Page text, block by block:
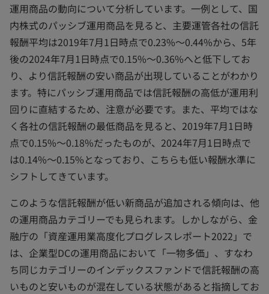
運用商品の動向について分析しています。一例として、国
内株式のパッシブ運用商品を見ると、主要運管各社の信託
報酬平均は2019年7月1日時点で0.23%～0.44%から、5年
後の2024年7月1日時点で0.15%～0.36%へと低下してお
り、より信託報酬の安い商品が出現していることがわかり
ます。特にパッシブ運用商品では信託報酬の高低が運用利
回りに直結するため、注意が必要です。また、平均ではな
く各社の信託報酬の最低商品を見ると、2019年7月1日時
点で0.15%～0.18%だったものが、2024年7月1日時点で
は0.14%～0.15%となっており、こちらも低い報酬水準に
シフトしてきています。
このような信託報酬が低い新商品が追加される傾向は、他
の運用商品カテゴリーでも見られます。しかしながら、金
融庁の「資産運用業高度化プログレスレポート2022」で
は、企業型DCの運用商品において「一物多価」、すなわ
ち同じカテゴリーのインデックスファンドで信託報酬の高
いものと安いものが混在している状態があると指摘してお